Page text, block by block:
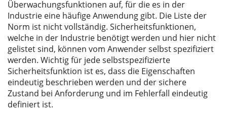
Überwachungsfunktionen auf, für die es in der
Industrie eine häufige Anwendung gibt. Die Liste der
Norm ist nicht vollständig. Sicherheitsfunktionen,
welche in der Industrie benötigt werden und hier nicht
gelistet sind, können vom Anwender selbst spezifiziert
werden. Wichtig für jede selbstspezifizierte
Sicherheitsfunktion ist es, dass die Eigenschaften
eindeutig beschrieben werden und der sichere
Zustand bei Anforderung und im Fehlerfall eindeutig
definiert ist.